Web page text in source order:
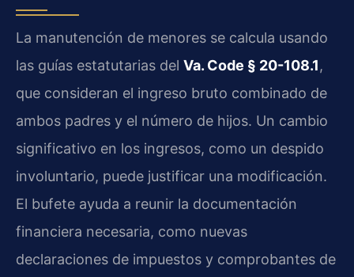
La manutención de menores se calcula usando
las guías estatutarias del Va. Code § 20-108.1,
que consideran el ingreso bruto combinado de
ambos padres y el número de hijos. Un cambio
significativo en los ingresos, como un despido
involuntario, puede justificar una modificación.
El bufete ayuda a reunir la documentación
financiera necesaria, como nuevas
declaraciones de impuestos y comprobantes de